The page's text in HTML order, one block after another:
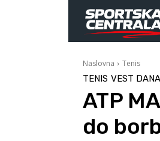
Naslovna Tenis
TENIS VEST DANA
ATP
do